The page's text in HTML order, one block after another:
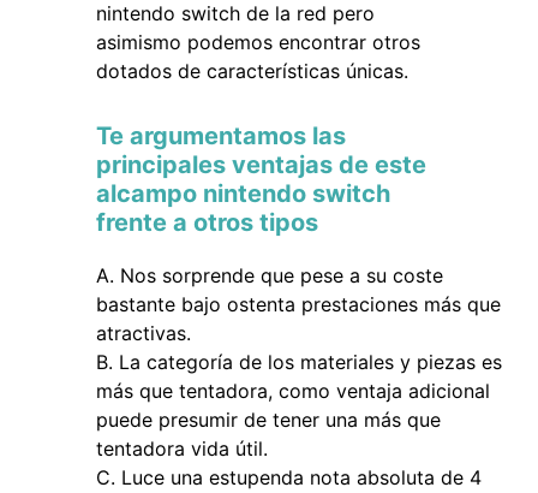
nintendo switch de la red pero
asimismo podemos encontrar otros
dotados de características únicas.
Te argumentamos las
principales ventajas de este
alcampo nintendo switch
frente a otros tipos
Nos sorprende que pese a su coste
bastante bajo ostenta prestaciones más que
atractivas.
La categoría de los materiales y piezas es
más que tentadora, como ventaja adicional
puede presumir de tener una más que
tentadora vida útil.
Luce una estupenda nota absoluta de 4